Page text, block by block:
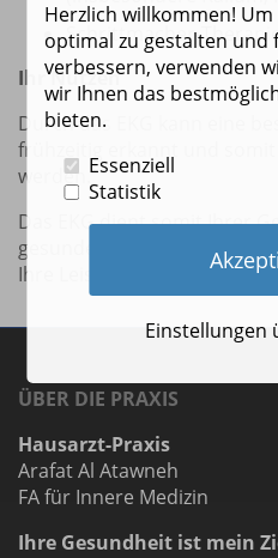
Schrittmacher-
Ihr Nutzen
Durch das EKG kann eine
frühzeitig erkannt und somit
werden.
Das EKG dient somit Ihrer
gesundes Herz ist wichtig
Ihre Leistungsfähigkeit.
ÜBER DIE PRAXIS
Hausarzt-Praxis
Arafat Al Atawneh
FA für Innere Medizin
Ihre Gesundheit ist mein
Herzlich willkommen!
optimal zu gestalten und
verbessern, verwenden
wir Ihnen das
bieten.
Essenziell
Statistik
Einstellungen